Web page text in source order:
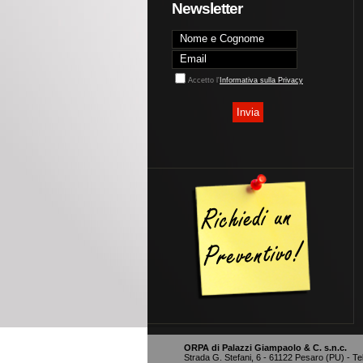
Newsletter
Accetto l' Informativa sulla Privacy
ORPA di Palazzi Giampaolo & C. s.n.c.
Strada G. Stefani, 6 - 61122 Pesaro (PU) -